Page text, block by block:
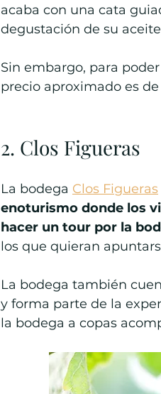
acaba con una cata
degustación de su
Sin embargo, para
precio aproximado es
2. Clos Figueras
La bodega Clos Figueras
enoturismo donde los
hacer un tour por la
los que quieran
La bodega también
y forma parte de la
la bodega a copas